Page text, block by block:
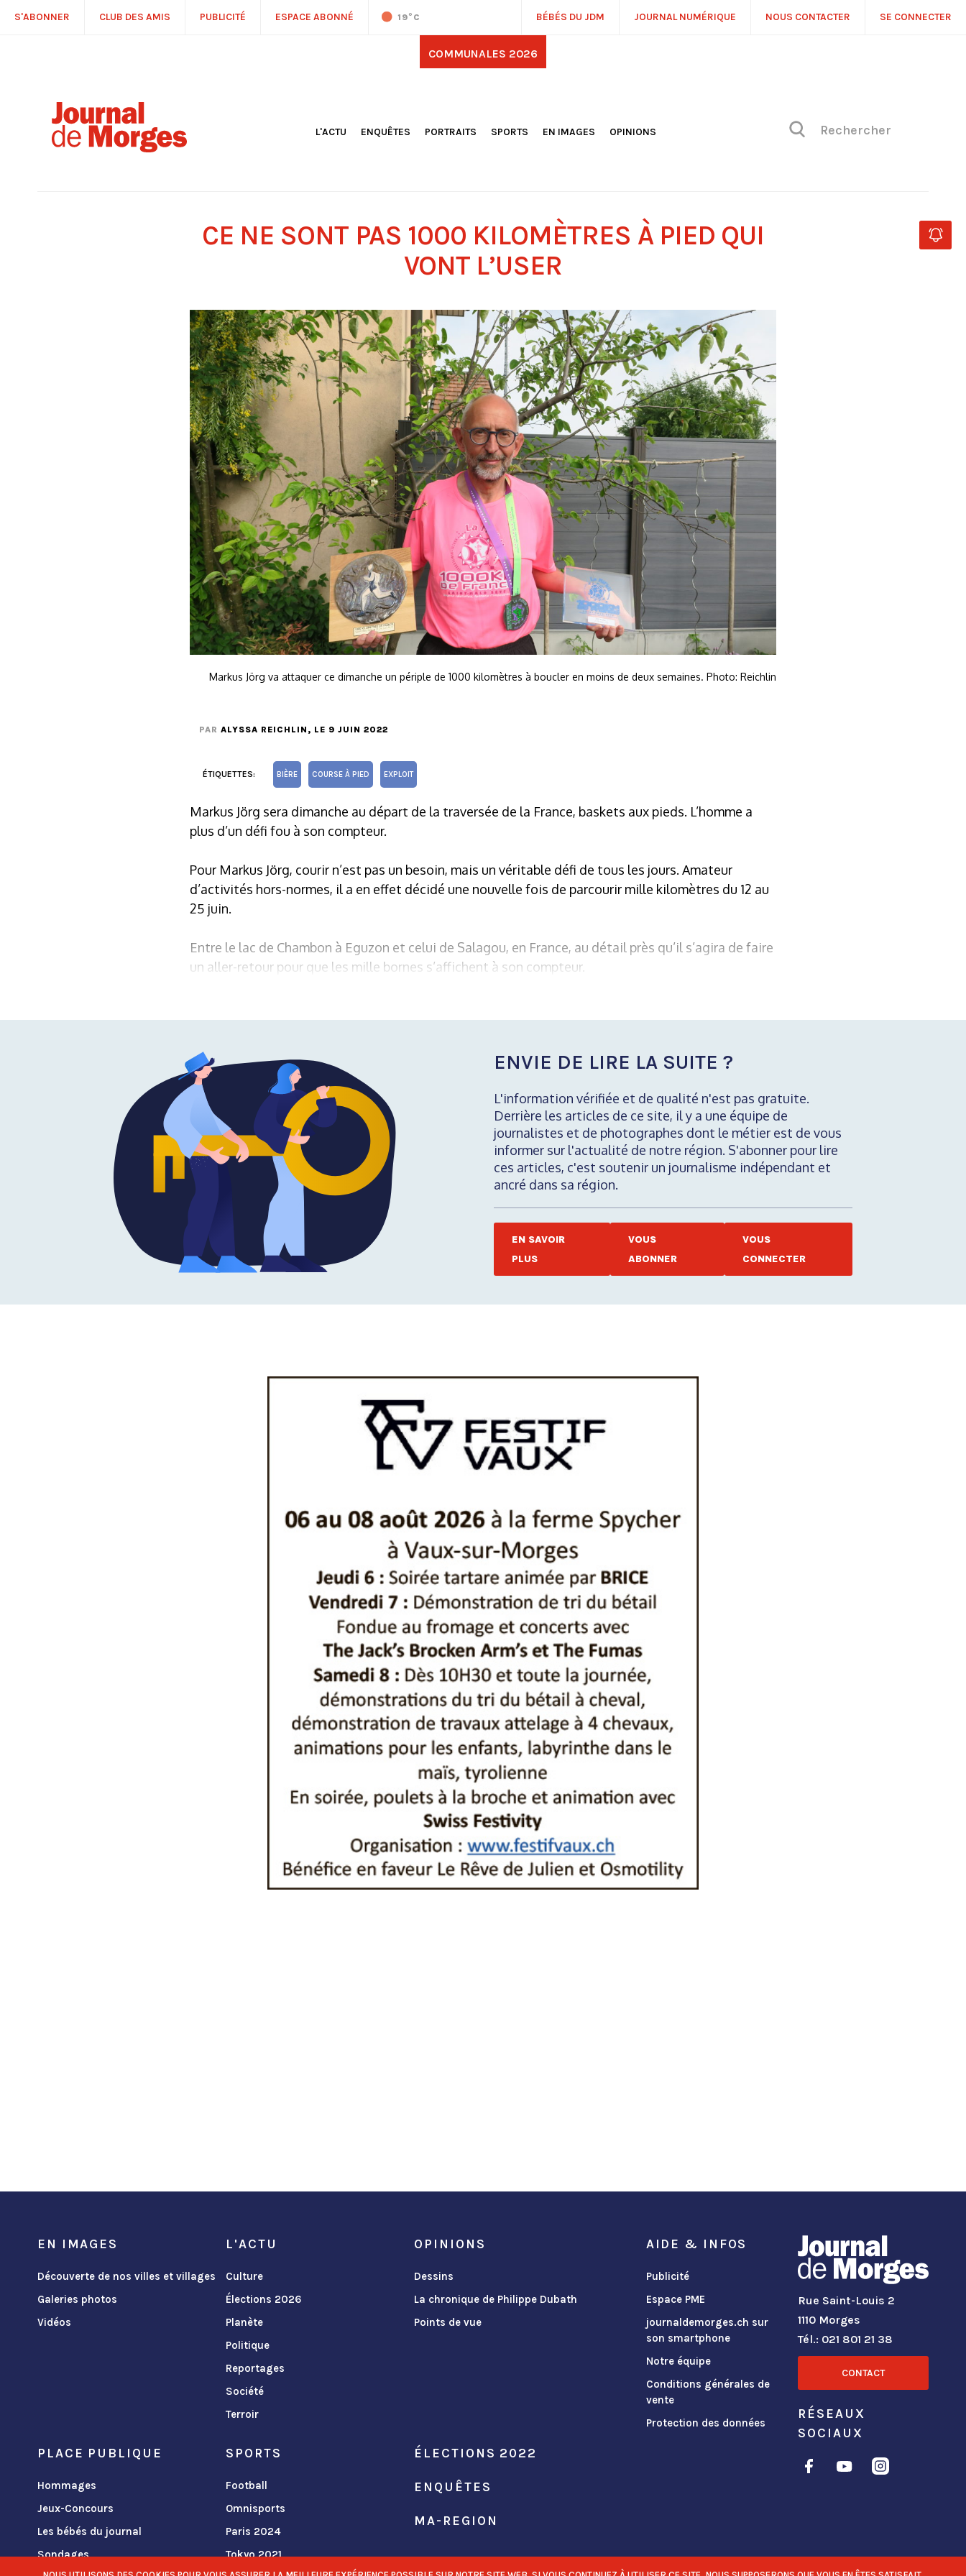
S'ABONNER CLUB DES AMIS PUBLICITÉ ESPACE ABONNÉ 19°C BÉBÉS DU JDM JOURNAL NUMÉRIQUE NOUS CONTACTER SE CONNECTER
COMMUNALES 2026
L'ACTU
CULTURE
PLANÈTE
ENQUÊTES PORTRAITS
SPORTS
EN IMAGES
OPINIONS
CE NE SONT PAS 1000 KILOMÈTRES À PIED QUI
VONT L’USER
Markus Jörg va attaquer ce dimanche un périple de 1000 kilomètres à boucler en moins de deux semaines. Photo: Reichlin
PAR ALYSSA REICHLIN , LE 9 JUIN 2022
ÉTIQUETTES: BIÈRE COURSE À PIED EXPLOIT
Markus Jörg sera dimanche au départ de la traversée de la France, baskets aux pieds. L’homme a
plus d’un défi fou à son compteur.
Pour Markus Jörg, courir n’est pas un besoin, mais un véritable défi de tous les jours. Amateur
d’activités hors-normes, il a en effet décidé une nouvelle fois de parcourir mille kilomètres du 12 au
25 juin.
Entre le lac de Chambon à Eguzon et celui de Salagou, en France, au détail près qu’il s’agira de faire
un aller-retour pour que les mille bornes s’affichent à son compteur.
ENVIE DE LIRE LA SUITE ?
L'information vérifiée et de qualité n'est pas gratuite.
Derrière les articles de ce site, il y a une équipe de
journalistes et de photographes dont le métier est de vous
informer sur l'actualité de notre région. S'abonner pour lire
ces articles, c'est soutenir un journalisme indépendant et
ancré dans sa région.
EN SAVOIR
PLUS
VOUS
ABONNER
VOUS
CONNECTER
EN IMAGES
Découverte de nos villes et villages
Galeries photos
Vidéos
L'ACTU
Culture
Élections 2026
Planète
Politique
Reportages
Société
Terroir
OPINIONS
Dessins
La chronique de Philippe Dubath
Points de vue
PLACE PUBLIQUE
Hommages
Jeux-Concours
Les bébés du journal
Sondages
SPORTS
Football
Omnisports
Paris 2024
Tokyo 2021
ÉLECTIONS 2022
ENQUÊTES
MA-REGION
AIDE & INFOS
Publicité
Espace PME
journaldemorges.ch sur
son smartphone
Notre équipe
Conditions générales de
vente
Protection des données
Rue Saint-Louis 2
1110 Morges
Tél.: 021 801 21 38
CONTACT
RÉSEAUX
SOCIAUX